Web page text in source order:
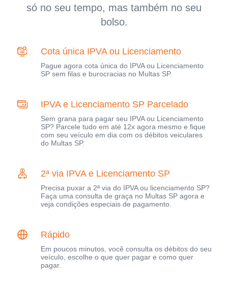
só no seu tempo, mas também no seu
bolso.
Cota única IPVA ou Licenciamento
Pague agora cota única do IPVA ou Licenciamento
SP sem filas e burocracias no Multas SP.
IPVA e Licenciamento SP Parcelado
Sem grana para pagar seu IPVA ou Licenciamento
SP? Parcele tudo em até 12x agora mesmo e fique
com seu veículo em dia com os débitos veiculares
do Multas SP.
2ª via IPVA e Licenciamento SP
Precisa puxar a 2ª via do IPVA ou licenciamento SP?
Faça uma consulta de graça no Multas SP agora e
veja condições especiais de pagamento.
Rápido
Em poucos minutos, você consulta os débitos do seu
veículo, escolhe o que quer pagar e como quer
pagar.